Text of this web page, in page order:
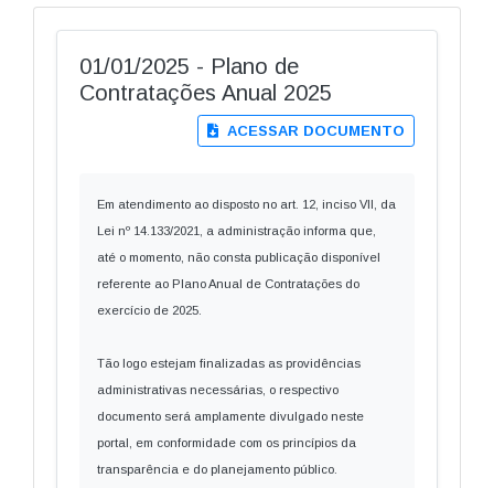
01/01/2025 - Plano de
Contratações Anual 2025
ACESSAR DOCUMENTO
Em atendimento ao disposto no art. 12, inciso VII, da
Lei nº 14.133/2021, a administração informa que,
até o momento, não consta publicação disponível
referente ao Plano Anual de Contratações do
exercício de 2025.
Tão logo estejam finalizadas as providências
administrativas necessárias, o respectivo
documento será amplamente divulgado neste
portal, em conformidade com os princípios da
transparência e do planejamento público.